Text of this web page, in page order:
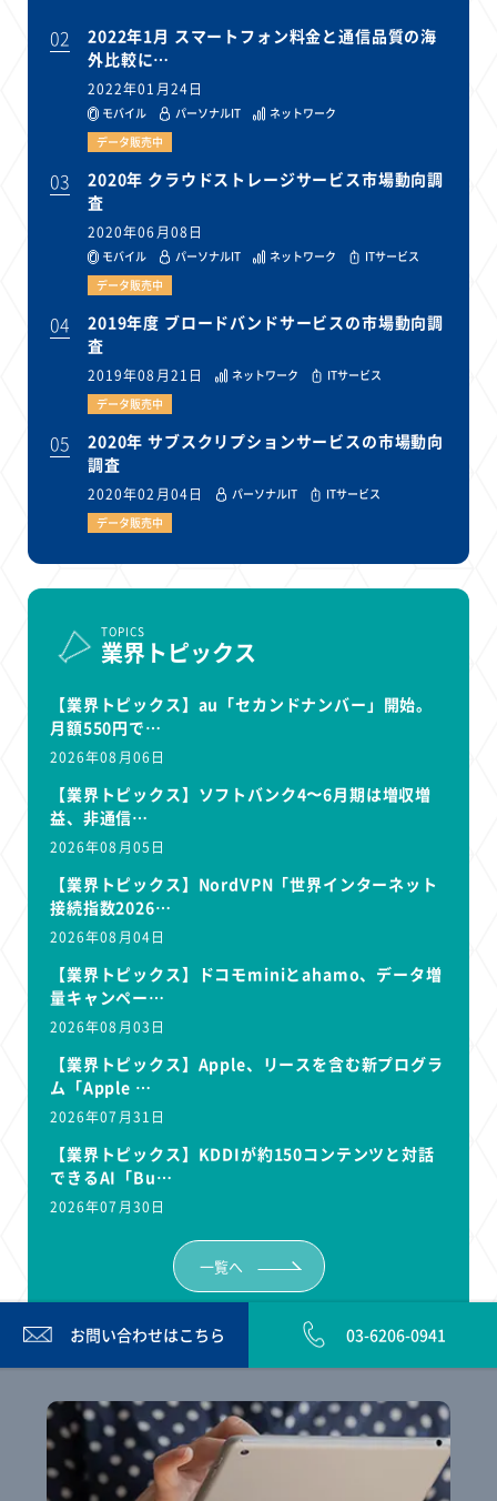
02
2022年1月 スマートフォン料金と通信品質の海
外比較に…
2022年01月24日
モバイル パーソナルIT
ネットワーク
データ販売中
03
2020年 クラウドストレージサービス市場動向調
査
2020年06月08日
モバイル パーソナルIT ネットワーク
ITサービス
データ販売中
04
2019年度 ブロードバンドサービスの市場動向調
査
2019年08月21日 ネットワーク
ITサービス
データ販売中
05
2020年 サブスクリプションサービスの市場動向
調査
2020年02月04日 パーソナルIT
ITサービス
データ販売中
TOPICS
業界トピックス
【業界トピックス】au「セカンドナンバー」開始。
月額550円で…
2026年08月06日
【業界トピックス】ソフトバンク4〜6月期は増収増
益、非通信…
2026年08月05日
【業界トピックス】NordVPN「世界インターネット
接続指数2026…
2026年08月04日
【業界トピックス】ドコモminiとahamo、データ増
量キャンペー…
2026年08月03日
【業界トピックス】Apple、リースを含む新プログラ
ム「Apple …
2026年07月31日
【業界トピックス】KDDIが約150コンテンツと対話
できるAI「Bu…
2026年07月30日
一覧へ
お問い合わせはこちら 03-6206-0941